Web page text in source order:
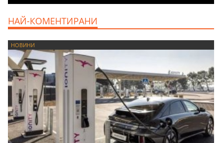
НАЙ-КОМЕНТИРАНИ
НОВИНИ